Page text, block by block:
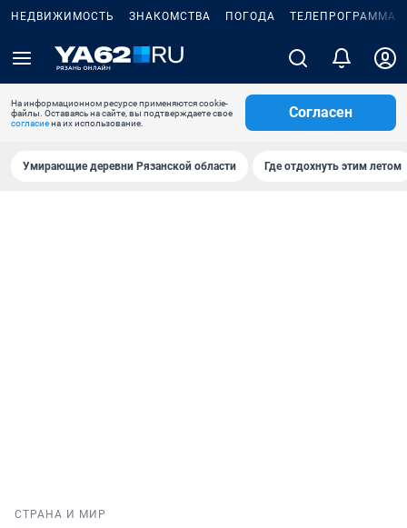
НЕДВИЖИМОСТЬ ЗНАКОМСТВА ПОГОДА ТЕЛЕПРОГРАММА
На информационном ресурсе применяются cookie-
файлы. Оставаясь на сайте, вы подтверждаете свое
согласиена их использование.
Согласен
Умирающие деревни Рязанской области Где отдохнуть этим летом
СТРАНА И МИР